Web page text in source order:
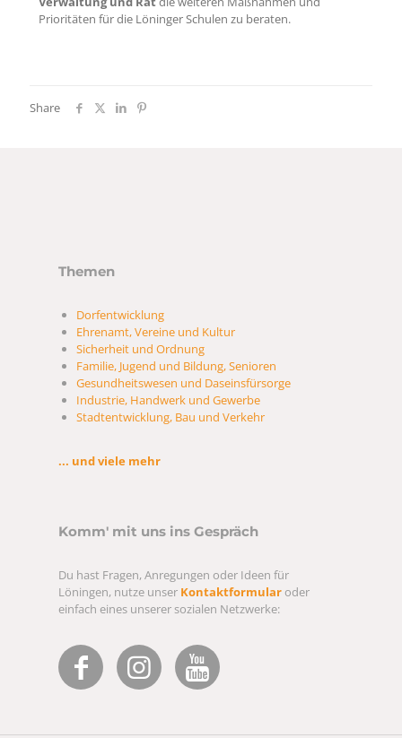
Prioritäten für die Löninger Schulen zu beraten.
Share
Themen
Dorfentwicklung
Ehrenamt, Vereine und Kultur
Sicherheit und Ordnung
Familie, Jugend und Bildung, Senioren
Gesundheitswesen und Daseinsfürsorge
Industrie, Handwerk und Gewerbe
Stadtentwicklung, Bau und Verkehr
... und viele mehr
Komm' mit uns ins Gespräch
Du hast Fragen, Anregungen oder Ideen für
Löningen, nutze unser Kontaktformular oder
einfach eines unserer sozialen Netzwerke: